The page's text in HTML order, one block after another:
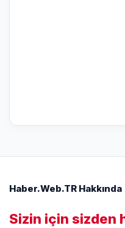
Haber.Web.TR Hakkında
Sizin için sizden